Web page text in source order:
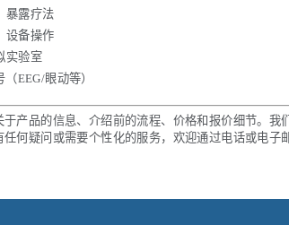
暴露疗法
设备操作
实验室
EEG/眼动等）
产品的信息、介绍前的流程、价格和报价细节。
何疑问或需要个性化的服务，欢迎通过电话或电子